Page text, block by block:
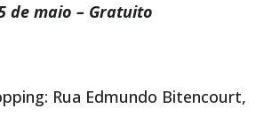
de maio – Gratuito
Rua Edmundo Bitencourt,